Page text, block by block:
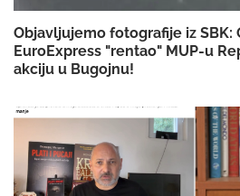
Objavljujemo fotografije iz SBK:
EuroExpress "rentao" MUP-u
akciju u Bugojnu!